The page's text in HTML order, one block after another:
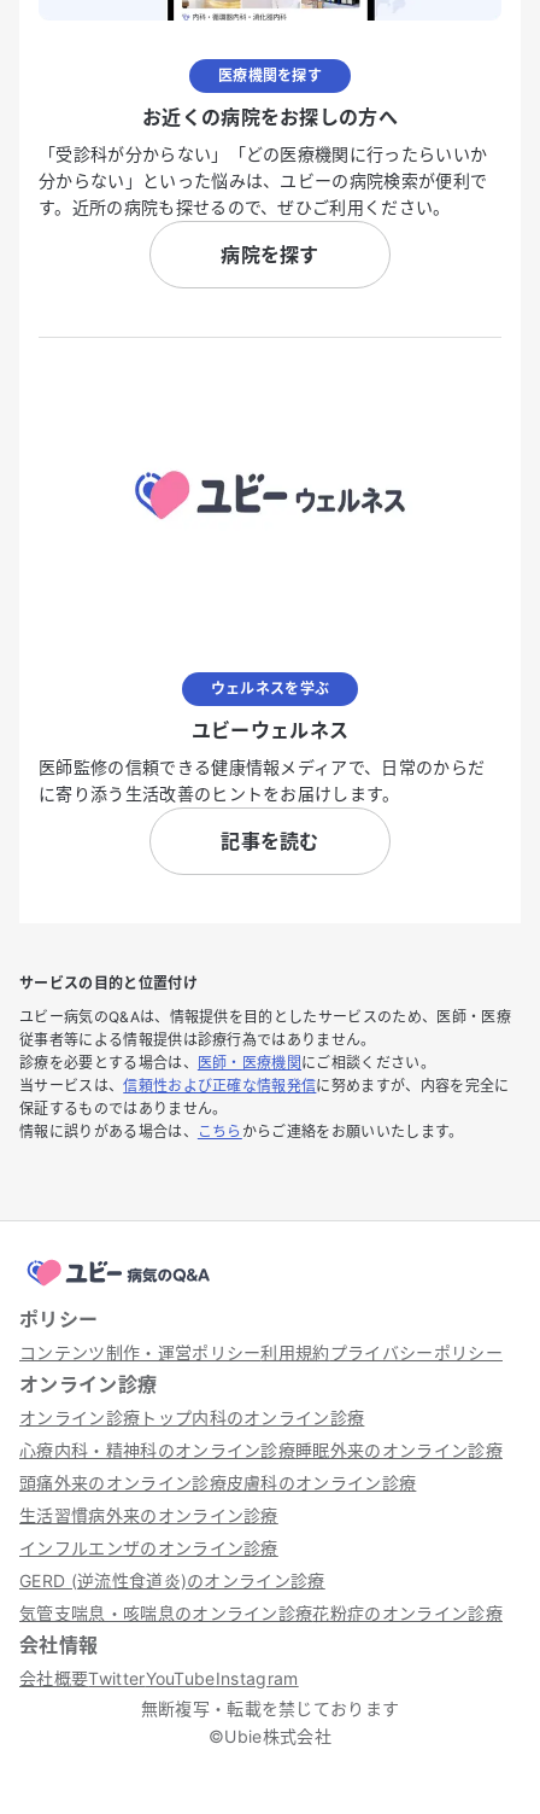
医療機関を探す
お近くの病院をお探しの方へ
「受診科が分からない」「どの医療機関に行ったらいいか
分からない」といった悩みは、ユビーの病院検索が便利で
す。近所の病院も探せるので、ぜひご利用ください。
病院を探す
ウェルネスを学ぶ
ユビーウェルネス
医師監修の信頼できる健康情報メディアで、日常のからだ
に寄り添う生活改善のヒントをお届けします。
記事を読む
サービスの目的と位置付け
ユビー病気のQ&Aは、情報提供を目的としたサービスのため、医師・医療
従事者等による情報提供は診療行為ではありません。
診療を必要とする場合は、
医師・医療機関 にご相談ください。
当サービスは、信頼性および正確な情報発信に努めますが、内容を完全に
保証するものではありません。
情報に誤りがある場合は、
こちら からご連絡をお願いいたします。
ポリシー
コンテンツ制作・運営ポリシー利用規約プライバシーポリシー
オンライン診療
オンライン診療トップ内科のオンライン診療
心療内科・精神科のオンライン診療睡眠外来のオンライン診療
頭痛外来のオンライン診療皮膚科のオンライン診療
生活習慣病外来のオンライン診療
インフルエンザのオンライン診療
GERD (逆流性食道炎)のオンライン診療
気管支喘息・咳喘息のオンライン診療花粉症のオンライン診療
会社情報
会社概要TwitterYouTubeInstagram
無断複写・転載を禁じております
©Ubie株式会社